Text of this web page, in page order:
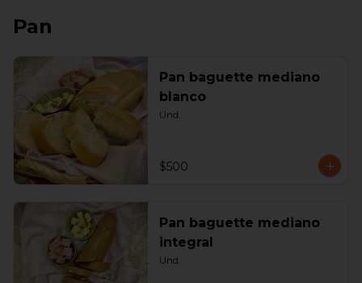
Pan
Pan baguette mediano
blanco
Und.
$500
Pan baguette mediano
integral
Und.